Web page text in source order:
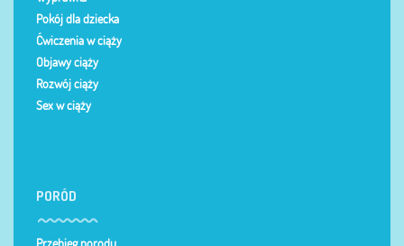
Pokój dla dziecka
Ćwiczenia w ciąży
Objawy ciąży
Rozwój ciąży
Sex w ciąży
PORÓD